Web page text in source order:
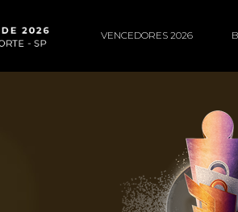
VENCEDORES 2026